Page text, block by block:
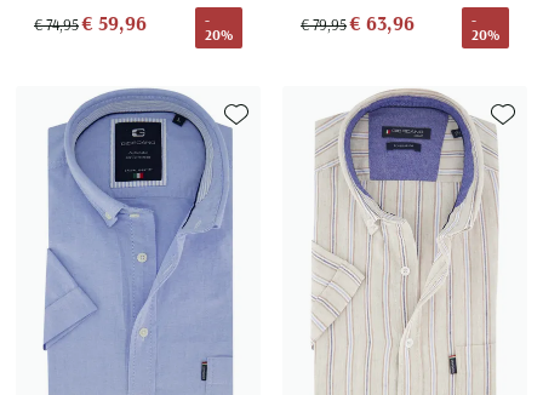
€ 74,95€ 59,96
-
20%
€ 79,95€ 63,96
-
20%
Toevoegen aan favorieten